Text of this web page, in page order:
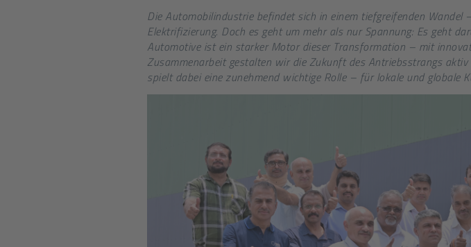
Die Automobilindustrie befindet sich in einem tiefgreifenden
Elektrifizierung. Doch es geht um mehr als nur Spannung: Es geht
Automotive ist ein starker Motor dieser Transformation – mit
Zusammenarbeit gestalten wir die Zukunft des Antriebsstrangs
spielt dabei eine zunehmend wichtige Rolle – für lokale und globale